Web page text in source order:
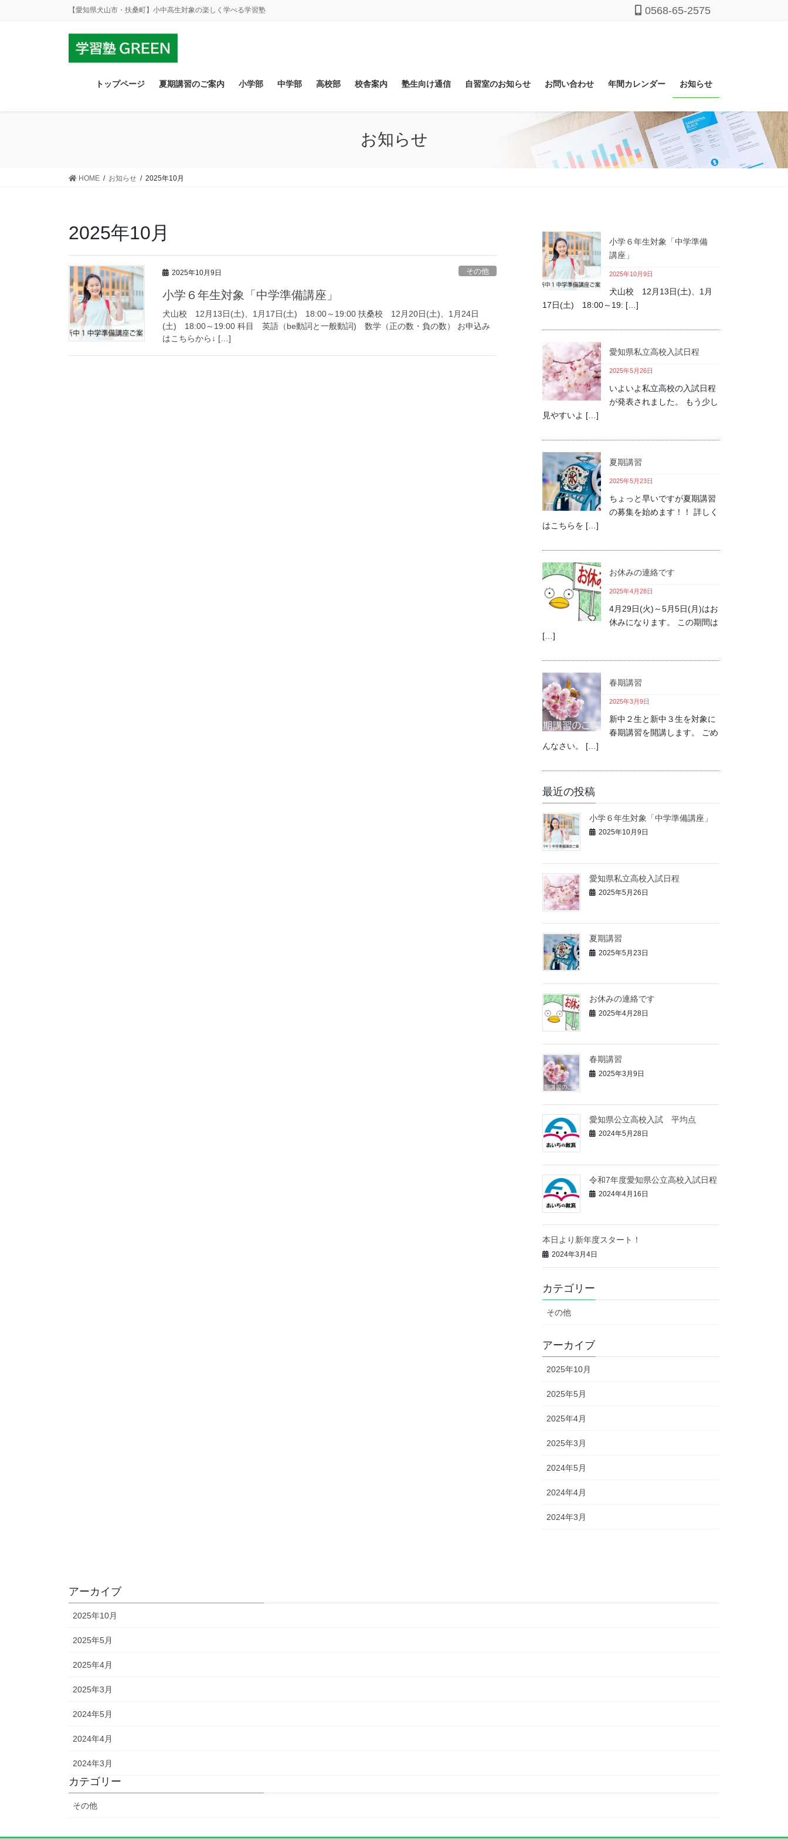
【愛知県犬山市・扶桑町】小中高生対象の楽しく学べる学習塾 0568-65-2575
トップページ 夏期講習のご案内 小学部 中学部 高校部 校舎案内 塾生向け通信 自習室のお知らせ お問い合わせ 年間カレンダー お知らせ
お知らせ
HOME お知らせ 2025年10月
2025年10月
2025年10月9日 その他
小学６年生対象「中学準備講座」
犬山校 12月13日(土)、1月17日(土) 18:00～19:00 扶桑校 12月20日(土)、1月24日
(土) 18:00～19:00 科目 英語（be動詞と一般動詞) 数学（正の数・負の数） お申込み
はこちらから↓ […]
小学６年生対象「中学準備
講座」
2025年10月9日
犬山校 12月13日(土)、1月
17日(土) 18:00～19: […]
愛知県私立高校入試日程
2025年5月26日
いよいよ私立高校の入試日程
が発表されました。 もう少し
見やすいよ […]
夏期講習
2025年5月23日
ちょっと早いですが夏期講習
の募集を始めます！！ 詳しく
はこちらを […]
お休みの連絡です
2025年4月28日
4月29日(火)～5月5日(月)はお
休みになります。 この期間は
[…]
春期講習
2025年3月9日
新中２生と新中３生を対象に
春期講習を開講します。 ごめ
んなさい。 […]
最近の投稿
小学６年生対象「中学準備講座」
2025年10月9日
愛知県私立高校入試日程
2025年5月26日
夏期講習
2025年5月23日
お休みの連絡です
2025年4月28日
春期講習
2025年3月9日
愛知県公立高校入試 平均点
2024年5月28日
令和7年度愛知県公立高校入試日程
2024年4月16日
本日より新年度スタート！
2024年3月4日
カテゴリー
その他
アーカイブ
2025年10月
2025年5月
2025年4月
2025年3月
2024年5月
2024年4月
2024年3月
アーカイブ
2025年10月
2025年5月
2025年4月
2025年3月
2024年5月
2024年4月
2024年3月
カテゴリー
その他